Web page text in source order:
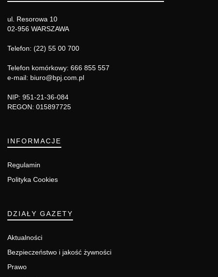
ul. Resorowa 10
02-956 WARSZAWA
Telefon: (22) 55 00 700
Telefon komórkowy: 666 855 557
e-mail: biuro@bpj.com.pl
NIP: 951-21-36-084
REGON: 015897725
INFORMACJE
Regulamin
Polityka Cookies
DZIAŁY GAZETY
Aktualności
Bezpieczeństwo i jakość żywności
Prawo